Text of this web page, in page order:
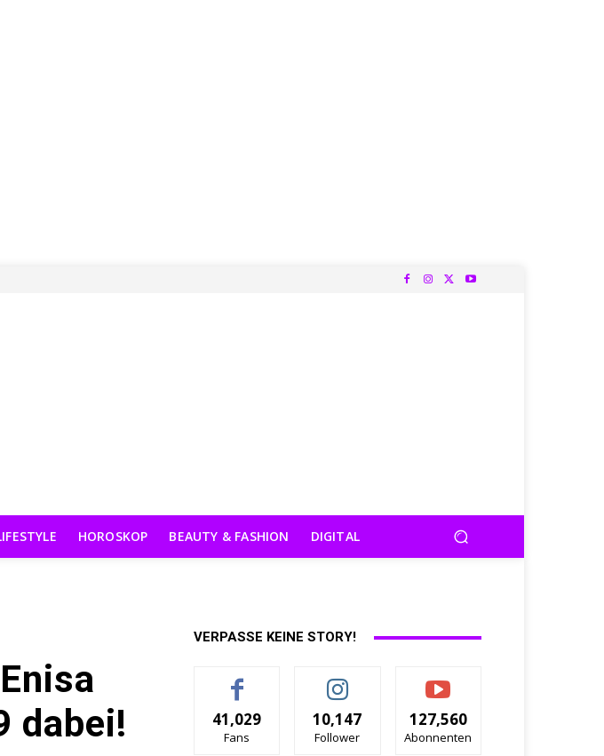
HOROSKOP BEAUTY & FASHION DIGITAL
dabei!
VERPASSE KEINE STORY!
41,029
Fans
10,147
Follower
127,560
Abonnenten